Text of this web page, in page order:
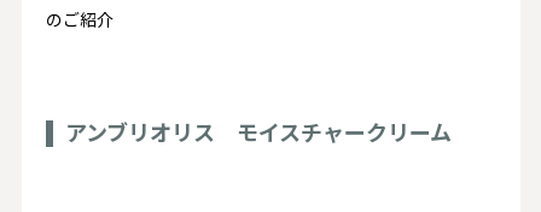
のご紹介
アンブリオリス モイスチャークリーム